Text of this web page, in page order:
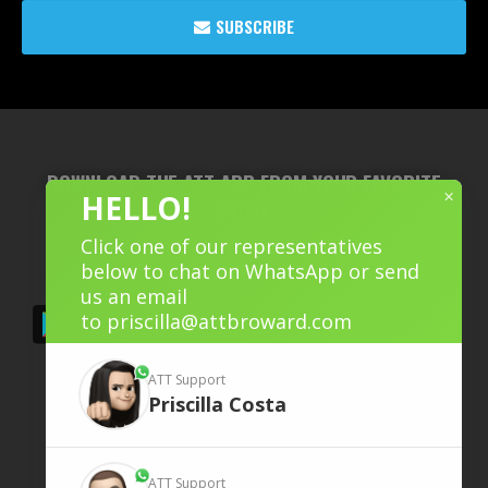
SUBSCRIBE
DOWNLOAD THE ATT APP FROM YOUR FAVORITE
×
HELLO!
Click one of our representatives
below to chat on WhatsApp or send
us an email
to priscilla@attbroward.com
ATT Support
Priscilla Costa
ATT Support